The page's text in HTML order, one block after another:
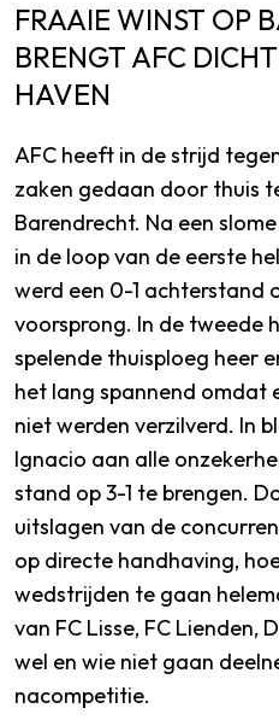
FRAAIE WINST OP
BRENGT AFC
HAVEN
AFC heeft in de strijd
zaken gedaan door thuis
Barendrecht. Na een
in de loop van de eerste
werd een 0-1 achterstand
voorsprong. In de tweede
spelende thuisploeg heer
het lang spannend omdat
niet werden verzilverd. In
Ignacio aan alle
stand op 3-1 te brengen.
uitslagen van de
op directe handhaving,
wedstrijden te gaan
van FC Lisse, FC Lienden,
wel en wie niet gaan
nacompetitie.